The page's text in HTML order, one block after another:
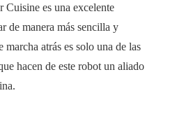
Cuisine es una excelente
de manera más sencilla y
atrás es solo una de las
hacen de este robot un aliado